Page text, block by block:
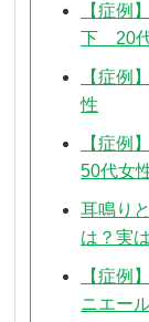
【症例
下 20
【症例
性
【症例
50代女
耳鳴り
は？実
【症例
ニエー